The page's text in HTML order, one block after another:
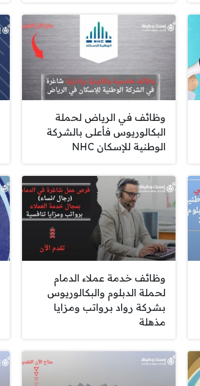
وظائف في الرياض لحملة
البكالوريوس فأعلى بالشركة
الوطنية للإسكان NHC
وظائف خدمة عملاء الدمام
لحملة الدبلوم والبكالوريوس
بشركة رواد برواتب ومزايا
مذهلة